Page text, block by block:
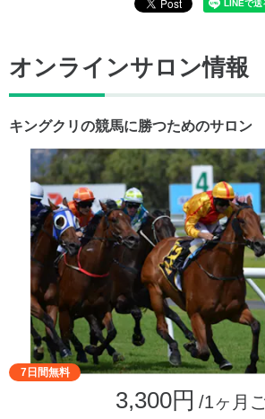
オンラインサロン情報
キングクリの競馬に勝つためのサロン
7日間無料
3,300円 /1ヶ月